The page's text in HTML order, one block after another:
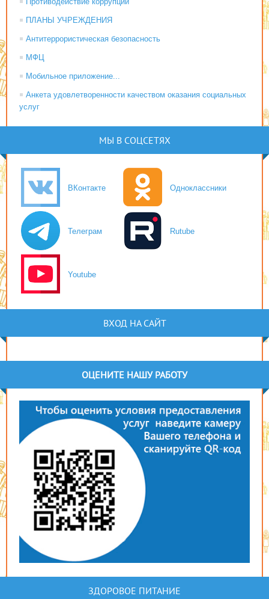
ПЛАНЫ УЧРЕЖДЕНИЯ
Антитеррористическая безопасность
МФЦ
Мобильное приложение...
Анкета удовлетворенности качеством оказания социальных
услуг
МЫ В СОЦСЕТЯХ
ВКонтакте Одноклассники
Телеграм Rutube
Youtube
ВХОД НА САЙТ
ОЦЕНИТЕ НАШУ РАБОТУ
ЗДОРОВОЕ ПИТАНИЕ